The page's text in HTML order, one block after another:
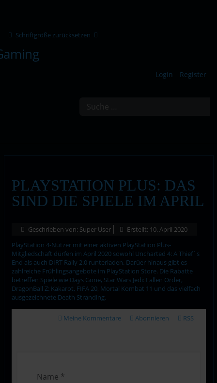
Schriftgröße zurücksetzen
Login Register
PLAYSTATION PLUS: DAS
SIND DIE SPIELE IM APRIL
Geschrieben von: Super User
Erstellt: 10. April 2020
PlayStation 4-Nutzer mit einer aktiven PlayStation Plus-
Mitgliedschaft dürfen im April 2020 sowohl Uncharted 4: A Thief´s
End als auch DIRT Rally 2.0 runterladen. Darüer hinaus gibt es
zahlreiche Frühlingsangebote im PlayStation Store. Die Rabatte
betreffen Spiele wie Days Gone, Star Wars Jedi: Fallen Order,
DragonBall Z: Kakarot, FIFA 20, Mortal Kombat 11 und das vielfach
ausgezeichnete Death Stranding.
Meine Kommentare Abonnieren RSS